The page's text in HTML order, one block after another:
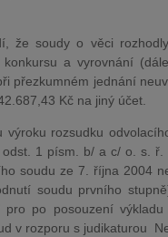
že soudy o věci
konkursu a vyrovnání
přezkumném jednání
Kč na jiný účet.
výroku rozsudku
1 písm. b/ a c/ o. s.
soudu ze 7. října 2004
soudu prvního
pro po posouzení
v rozporu s judikaturou